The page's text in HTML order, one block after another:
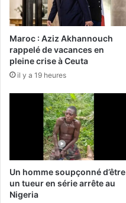
Maroc : Aziz Akhannouch
rappelé de vacances en
pleine crise à Ceuta
il y a 19 heures
Un homme soupçonné d’être
un tueur en série arrête au
Nigeria